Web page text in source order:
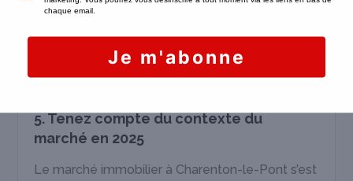
adaptée à votre bien.
sécurisée, au meilleur prix et dans les
5. Tenez compte du contexte du
marché en 2025
Le marché immobilier à Charenton-le-Pont s’est